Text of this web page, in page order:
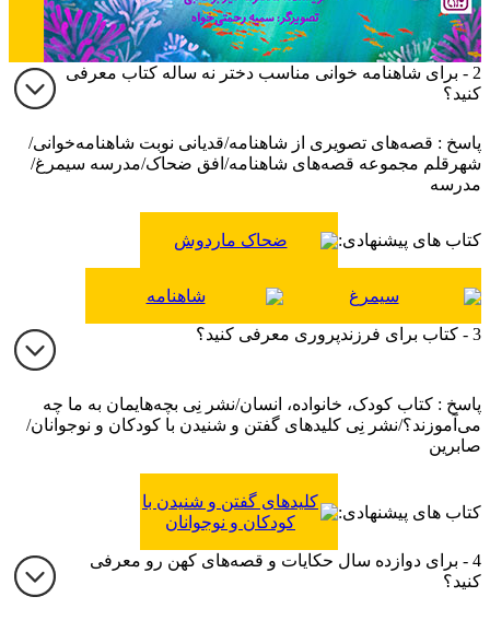
2 - برای شاهنامه خوانی مناسب دختر نه ساله کتاب معرفی
کنید؟
پاسخ : قصه‌های تصویری از شاهنامه/قدیانی نوبت شاهنامه‌خوانی/
شهرقلم مجموعه قصه‌های شاهنامه/افق ضحاک/مدرسه سیمرغ/
مدرسه
کتاب های پیشنهادی: ضحاک ماردوش
سیمرغ شاهنامه
3 - کتاب برای فرزندپروری معرفی کنید؟
پاسخ : کتاب کودک، خانواده، انسان/نشر نِی بچه‌هایمان به ما چه
می‌آموزند؟/نشر نِی کلیدهای گفتن و شنیدن با کودکان و نوجوانان/
صابرین
کتاب های پیشنهادی:
کلیدهای گفتن و شنیدن با
کودکان و نوجوانان
4 - برای دوازده سال حکایات و قصه‌های کهن رو معرفی
کنید؟